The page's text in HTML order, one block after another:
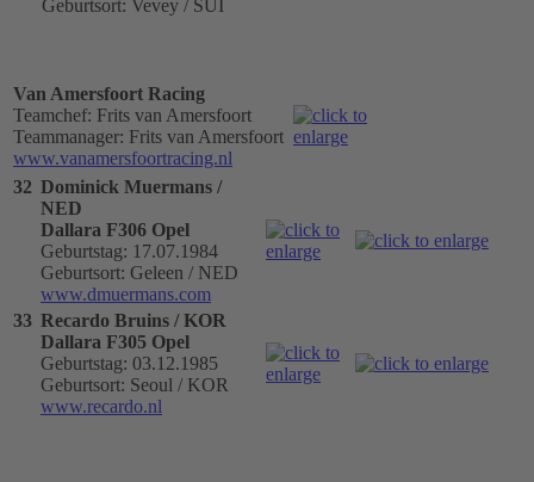
Geburtsort: Vevey / SUI
Van Amersfoort Racing
Teamchef: Frits van Amersfoort
Teammanager: Frits van Amersfoort
www.vanamersfoortracing.nl
32 Dominick Muermans /
NED
Dallara F306 Opel
Geburtstag: 17.07.1984
Geburtsort: Geleen / NED
www.dmuermans.com
33 Recardo Bruins / KOR
Dallara F305 Opel
Geburtstag: 03.12.1985
Geburtsort: Seoul / KOR
www.recardo.nl